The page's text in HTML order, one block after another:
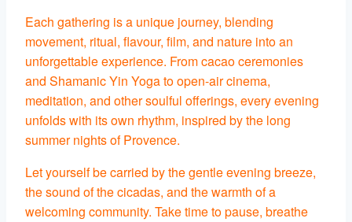
Each gathering is a unique journey, blending
movement, ritual, flavour, film, and nature into an
unforgettable experience. From cacao ceremonies
and Shamanic Yin Yoga to open-air cinema,
meditation, and other soulful offerings, every evening
unfolds with its own rhythm, inspired by the long
summer nights of Provence.
Let yourself be carried by the gentle evening breeze,
the sound of the cicadas, and the warmth of a
welcoming community. Take time to pause, breathe